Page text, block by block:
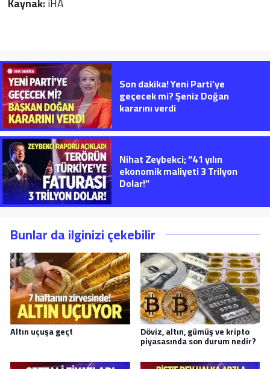
Son dakika! Yeni Parti’ye
geçecek mi? Şeniz Doğan
kararını verdi
Nihat Zeybekci; “41 yılın
ekonomik maliyeti 3 Trilyon
Dolar!”
Bunlar da ilginizi çekebilir
Altın uçuşa geçt Döviz, altın, gümüş ve kripto
piyasasında son durum nedir?